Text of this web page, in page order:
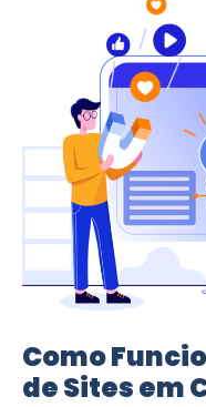
Como
de Sites em